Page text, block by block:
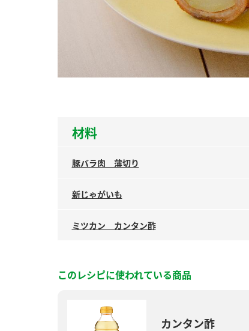
材料
豚バラ肉 薄切り
新じゃがいも
ミツカン カンタン酢
このレシピに使われている商品
カンタン酢